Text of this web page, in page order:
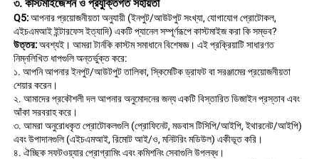
৩. কাস্টমাইজেশন ও প্রযুক্তিগত সহায়তা
Q5: আপনার প্রয়োজনীয়তা অনুযায়ী (ইনপুট/আউটপুট সংখ্যা, যোগাযোগ প্রোটোকল,
এইচএমআই ইন্টারফেস ইত্যাদি) একটি প্যানেল সম্পূর্ণরূপে কাস্টমাইজ করা কি সম্ভব?
উত্তর: অবশ্যই। আমরা টার্নকি কাস্টম সমাধানে বিশেষজ্ঞ। এই প্রক্রিয়াটি সাধারণত
নিম্নলিখিত ধাপগুলি অন্তর্ভুক্ত করে:
১. আপনি আপনার ইনপুট/আউটপুট তালিকা, স্কিমেটিক ড্রাফট বা সরঞ্জামের প্রয়োজনীয়তা
শেয়ার করেন।
২. আমাদের প্রকৌশলী দল আপনার অনুমোদনের জন্য একটি বিস্তারিত ডিজাইন প্রস্তাব এবং
আঁকা সরবরাহ করে।
৩. আমরা অনুরোধকৃত প্রোটোকলগুলি (প্রোফিনেট, মডবাস টিসিপি/আইপি, ইথারনেট/আইপি)
এবং উপাদানগুলি (এইচএমআই, রিমোট আই/ও, মনিটরিং মডিউল) একীভূত করি।
৪. ঐচ্ছিক সফটওয়্যার প্রোগ্রামিং এবং কমিশনিং সেবাগুলি উপলব্ধ।